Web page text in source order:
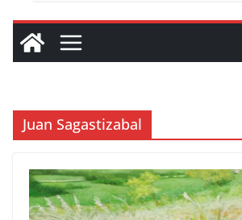
Juan Sagastizabal